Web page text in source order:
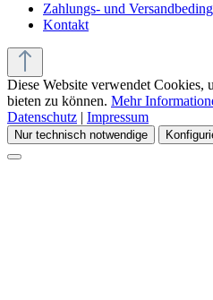
Zahlungs- und
Kontakt
Diese Website verwendet Cookies,
bieten zu können. Mehr
Datenschutz | Impressum
Nur technisch notwendige